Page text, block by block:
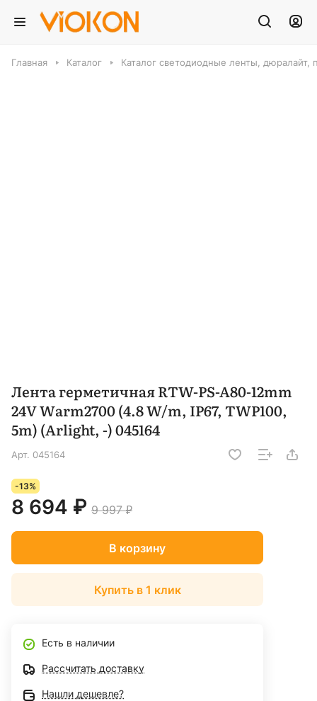
Главная Каталог Каталог светодиодные ленты, дюралайт,
Лента герметичная RTW-PS-A80-12mm
24V Warm2700 (4.8 W/m, IP67, TWP100,
5m) (Arlight, -) 045164
Арт. 045164
-13%
8 694 ₽ 9 997 ₽
В корзину
Купить в 1 клик
Есть в наличии
Рассчитать доставку
Нашли дешевле?